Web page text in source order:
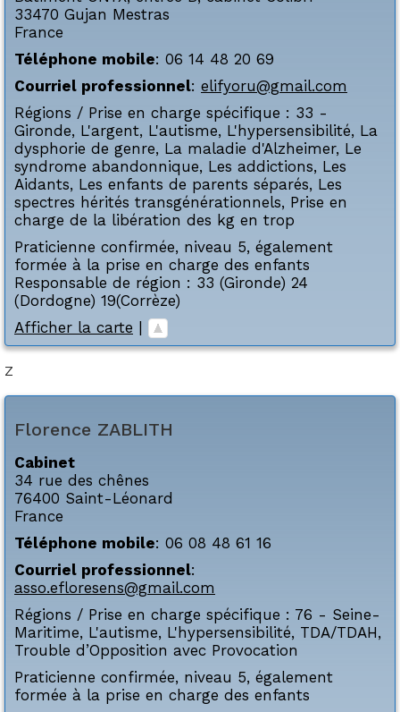
33470 Gujan Mestras
France
Téléphone mobile: 06 14 48 20 69
Courriel professionnel: elifyoru@gmail.com
Régions / Prise en charge spécifique : 33 -
Gironde, L'argent, L'autisme, L'hypersensibilité, La
dysphorie de genre, La maladie d'Alzheimer, Le
syndrome abandonnique, Les addictions, Les
Aidants, Les enfants de parents séparés, Les
spectres hérités transgénérationnels, Prise en
charge de la libération des kg en trop
Praticienne confirmée, niveau 5, également
formée à la prise en charge des enfants
Responsable de région : 33 (Gironde) 24
(Dordogne) 19(Corrèze)
Afficher la carte |
Z
Florence ZABLITH
Cabinet
34 rue des chênes
76400 Saint-Léonard
France
Téléphone mobile: 06 08 48 61 16
Courriel professionnel:
asso.efloresens@gmail.com
Régions / Prise en charge spécifique : 76 - Seine-
Maritime, L'autisme, L'hypersensibilité, TDA/TDAH,
Trouble d’Opposition avec Provocation
Praticienne confirmée, niveau 5, également
formée à la prise en charge des enfants